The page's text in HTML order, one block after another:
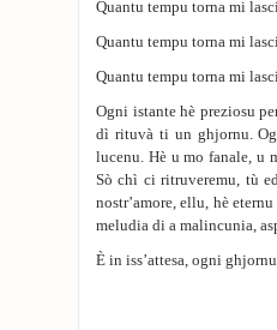
Quantu tempu torna mi
Quantu tempu torna mi
Quantu tempu torna mi
Ogni istante hè preziosu
dì rituvà ti un ghjornu.
lucenu. Hè u mo fanale, u
Sò chì ci ritruveremu, tù
nostr’amore, ellu, hè
meludia di a malincunia,
È in iss’attesa, ogni